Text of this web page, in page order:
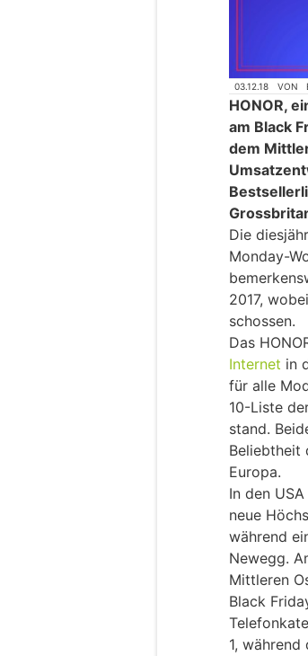
03.12.18 VON
HONOR,
am Black
dem
Die
Monday-
2017,
schossen.
Das
Internet in
für alle
10-Liste
stand.
Beliebtheit
Europa.
In den
neue
während
Newegg.
Mittleren
Black
1,